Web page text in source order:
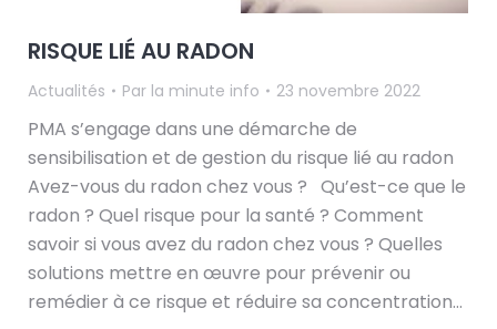
RISQUE LIÉ AU RADON
Actualités Par la minute info 23 novembre 2022
PMA s’engage dans une démarche de
sensibilisation et de gestion du risque lié au radon
Avez-vous du radon chez vous ? Qu’est-ce que le
radon ? Quel risque pour la santé ? Comment
savoir si vous avez du radon chez vous ? Quelles
solutions mettre en œuvre pour prévenir ou
remédier à ce risque et réduire sa concentration…